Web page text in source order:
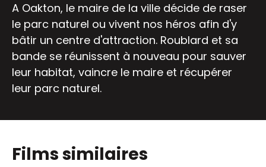
A Oakton, le maire de la ville décide de raser
le parc naturel ou vivent nos héros afin d'y
bâtir un centre d'attraction. Roublard et sa
bande se réunissent à nouveau pour sauver
leur habitat, vaincre le maire et récupérer
leur parc naturel.
Films similaires